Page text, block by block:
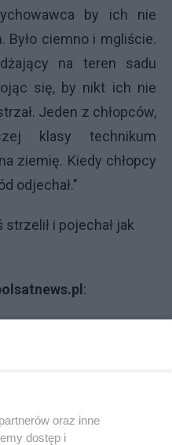
by ich nie
Było ciemno i mgliście.
na teren sadu
się, by nikt ich nie
Jeden z chłopców,
klasy technikum
ziemię. Kiedy chłopcy
odjechał."
i pojechał jak
:
pałką i nożem w
ratunkowe. Mimo
oraz inne
dostęp i